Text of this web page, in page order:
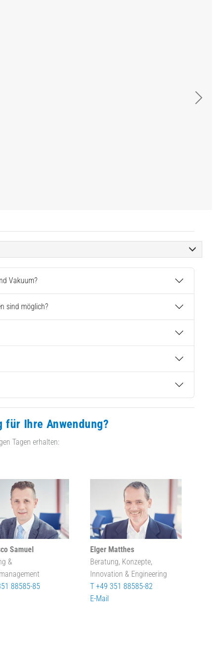
Vakuum?
sind möglich?
für Ihre Anwendung?
Tagen erhalten:
Samuel
&
88585-85
Elger Matthes
Beratung, Konzepte,
Innovation & Engineering
T +49 351 88585-82
E-Mail